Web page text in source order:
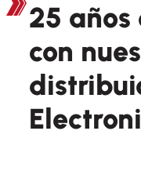
25 años
con